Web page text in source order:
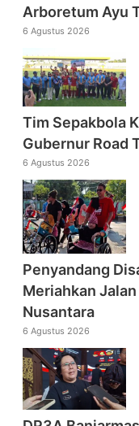
Arboretum Ayu
6 Agustus 2026
Tim Sepakbola
Gubernur Road
6 Agustus 2026
Penyandang
Meriahkan
Nusantara
6 Agustus 2026